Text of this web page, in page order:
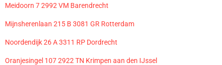
Meidoorn 7 2992 VM Barendrecht
Mijnsherenlaan 215 B 3081 GR Rotterdam
Noordendijk 26 A 3311 RP Dordrecht
Oranjesingel 107 2922 TN Krimpen aan den IJssel